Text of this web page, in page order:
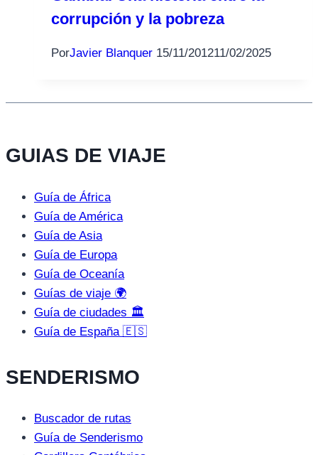
corrupción y la pobreza
PorJavier Blanquer 15/11/201211/02/2025
GUIAS DE VIAJE
Guía de África
Guía de América
Guía de Asia
Guía de Europa
Guía de Oceanía
Guías de viaje 🌍
Guía de ciudades 🏛️
Guía de España 🇪🇸
SENDERISMO
Buscador de rutas
Guía de Senderismo